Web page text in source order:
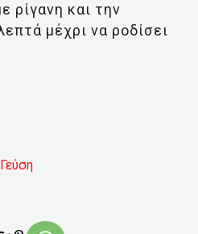
ρίγανη και την
μέχρι να ροδίσει
Γεύση